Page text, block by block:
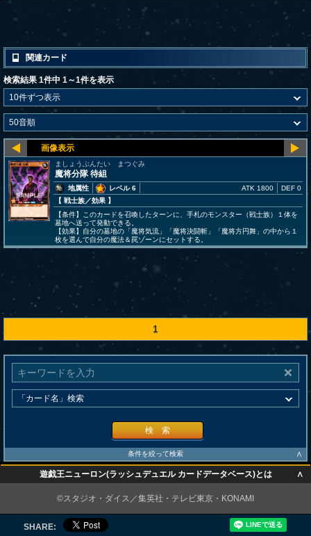
関連カード
検索結果 1件中 1～1件を表示
ましょうぶんたい まつぐみ
魔将分隊 待組
地属性
レベル 6
【 戦士族／効果 】
ATK 1800 DEF 0
【条件】このカードを召喚したターンに、手札のモンスター（戦士族）１体を
墓地へ送って発動できる。
【効果】自分の墓地の「魔将気流」「魔将決闘斬」「魔将方円舞」の中から１
枚を選んで自分の魔法＆罠ゾーンにセットする。
1
検 索
条件を絞って検索 ∧
遊戯王ニューロン(ラッシュデュエル カードデータベース)とは ∧
©スタジオ・ダイス／集英社・テレビ東京・KONAMI
SHARE: